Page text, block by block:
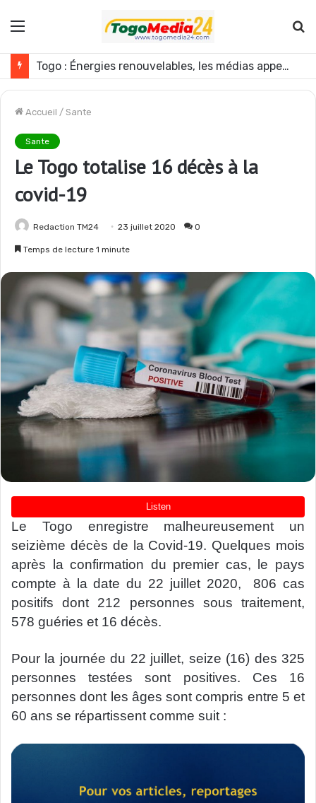
Menu
Togo : Énergies renouvelables, les médias appelés à devenir des acteurs du changement
Accueil / Sante
Sante
Le Togo totalise 16 décès à la
covid-19
Redaction TM24 23 juillet 2020 0
Temps de lecture 1 minute
Le Togo enregistre malheureusement un
seizième décès de la Covid-19. Quelques mois
après la confirmation du premier cas, le pays
compte à la date du 22 juillet 2020, 806 cas
positifs dont 212 personnes sous traitement,
578 guéries et 16 décès.
Pour la journée du 22 juillet, seize (16) des 325
personnes testées sont positives. Ces 16
personnes dont les âges sont compris entre 5 et
60 ans se répartissent comme suit :